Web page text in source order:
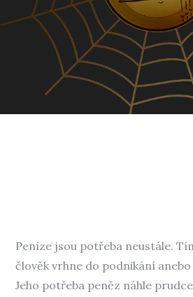
Peníze jsou potřeba neustále.
člověk vrhne do podnikání
Jeho potřeba peněz náhle